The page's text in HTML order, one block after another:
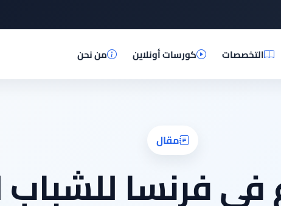
التخصصات كورسات أونلاين من نحن
مقال